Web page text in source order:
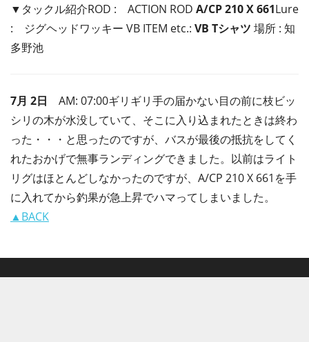
▼タックル紹介ROD : ACTION ROD A/CP 210 X 661Lure
:
ジグヘッドワッキー VB ITEM etc.: VB Tシャツ 場所 : 知
多野池
7月 2日 AM: 07:00ギリギリ手の届かない目の前に枝ビッ
シリの木が水没していて、そこに入り込まれたときは終わ
った・・・と思ったのですが、バスが最後の抵抗をしてく
れたおかげで無事ランディングできました。以前はライト
リグはほとんどしなかったのですが、A/CP 210 X 661を手
に入れてから釣果が急上昇でハマってしまいました。
▲BACK